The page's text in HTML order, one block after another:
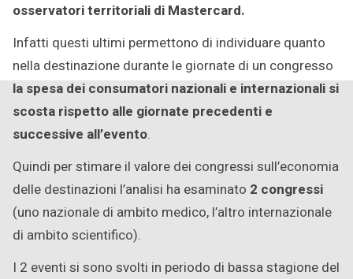
osservatori territoriali di Mastercard.
Infatti questi ultimi permettono di individuare quanto
nella destinazione durante le giornate di un congresso
la spesa dei consumatori nazionali e internazionali si
scosta rispetto alle giornate precedenti e
successive all’evento.
Quindi per stimare il valore dei congressi sull’economia
delle destinazioni l’analisi ha esaminato 2 congressi
(uno nazionale di ambito medico, l’altro internazionale
di ambito scientifico).
I 2 eventi si sono svolti in periodo di bassa stagione del